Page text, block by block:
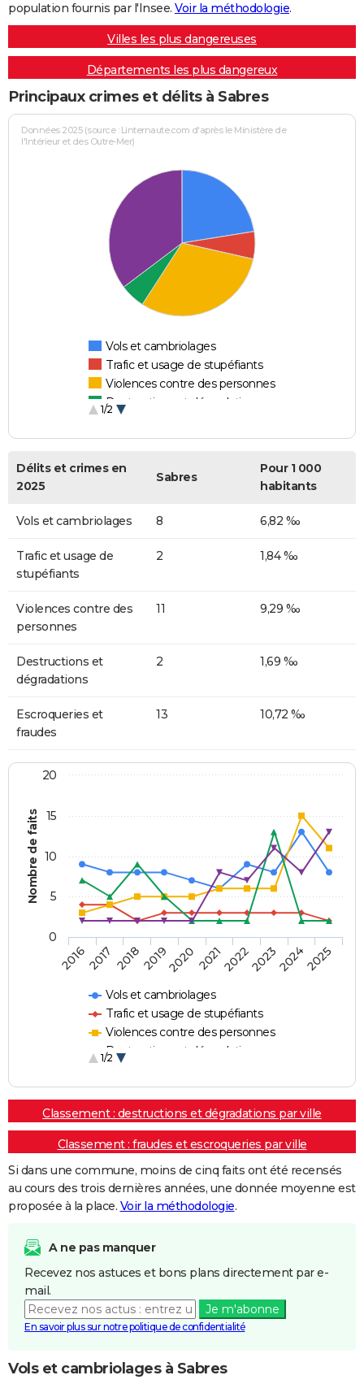
population fournis par l'Insee. Voir la méthodologie.
Villes les plus dangereuses
Départements les plus dangereux
Principaux crimes et délits à Sabres
Données 2025 (source : Linternaute.com d'après le Ministère de
l'Intérieur et des Outre-Mer)
Vols et cambriolages
Trafic et usage de stupéfiants
Violences contre des personnes
Destructions et dégradations
1/2
Délits et crimes en
2025
Sabres
Pour 1 000
habitants
Vols et cambriolages 8 6,82 ‰
Trafic et usage de
stupéfiants
2 1,84 ‰
Violences contre des
personnes
11 9,29 ‰
Destructions et
dégradations
2 1,69 ‰
Escroqueries et
fraudes
13 10,72 ‰
Nombre de faits
Vols et cambriolages
Trafic et usage de stupéfiants
Violences contre des personnes
Destructions et dégradations
1/2
20162017 20182019202020212022202320242025
0
5
10
15
20
Classement : destructions et dégradations par ville
Classement : fraudes et escroqueries par ville
Si dans une commune, moins de cinq faits ont été recensés
au cours des trois dernières années, une donnée moyenne est
proposée à la place. Voir la méthodologie.
A ne pas manquer
Recevez nos astuces et bons plans directement par e-
mail.
Je m'abonne
En savoir plus sur notre politique de confidentialité
Vols et cambriolages à Sabres